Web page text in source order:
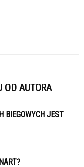
OD AUTORA
BIEGOWYCH JEST